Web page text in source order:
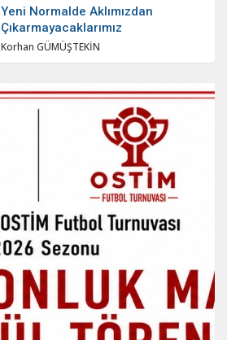
Yeni Normalde Aklımızdan
Çıkarmayacaklarımız
Korhan GÜMÜŞTEKİN